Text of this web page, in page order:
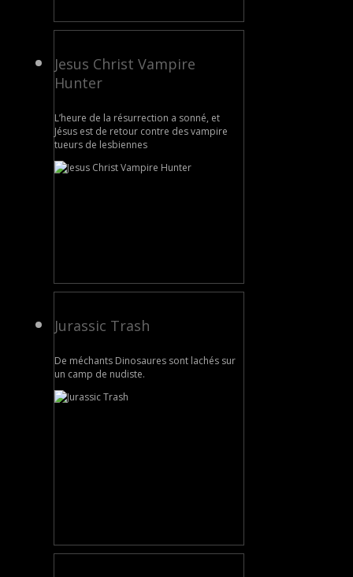
Jesus Christ Vampire
Hunter
L’heure de la résurrection a sonné, et
Jésus est de retour contre des vampire
tueurs de lesbiennes
Jurassic Trash
De méchants Dinosaures sont lachés sur
un camp de nudiste.